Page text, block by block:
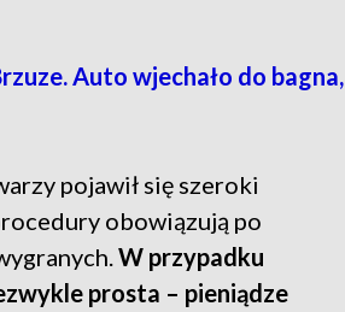
Auto wjechało do bagna,
pojawił się szeroki
obowiązują po
W przypadku
prosta – pieniądze